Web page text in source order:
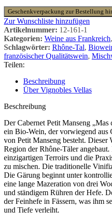
Geschenkverpackung zur Bestellung
Zur Wunschliste hinzufügen
Artikelnummer: 12-161-1
Kategorien: Weine aus Frankreich,
Schlagwörter: Rhône-Tal,
französischer Qualitätswein,
Teilen:
Beschreibung
Über Vignobles Vellas
Beschreibung
Der Cabernet Petit Manseng
ein Bio-Wein, der vorwiegend aus
von Petit Manseng besteht. Dieser
Region der Rhône-Täler angebaut.
einzigartigen Terroirs und die
zu mischen. Die traditionelle
Die Gärung beginnt unter
eine lange Mazeration von drei
und ständigem Rühren der Hefe.
der Feinhefe in Fässern, was ihm
und Tiefe verleiht.